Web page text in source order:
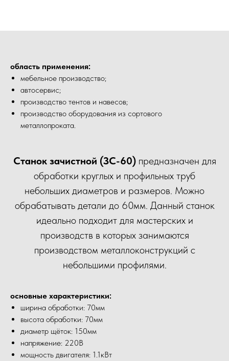
область применения:
мебельное производство;
автосервис;
производство тентов и навесов;
производство оборудования из сортового
металлопроката.
Станок зачистной (ЗС-60) предназначен для
обработки круглых и профильных труб
небольших диаметров и размеров. Можно
обрабатывать детали до 60мм. Данный станок
идеально подходит для мастерских и
производств в которых занимаются
производством металлоконструкций с
небольшими профилями.
основные характеристики:
ширина обработки: 70мм
высота обработки: 70мм
диаметр щёток: 150мм
напряжение: 220В
мощность двигателя: 1.1кВт